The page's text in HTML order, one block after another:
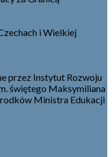
i Wielkiej
przez Instytut Rozwoju
świętego Maksymiliana
Ministra Edukacji